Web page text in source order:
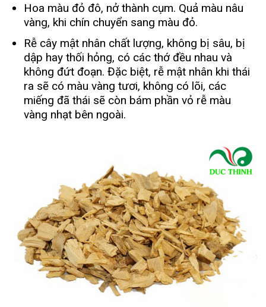
Hoa màu đỏ đô, nở thành cụm. Quả màu nâu
vàng, khi chín chuyển sang màu đỏ.
Rễ cây mật nhân chất lượng, không bị sâu, bị
dập hay thối hỏng, có các thớ đều nhau và
không đứt đoạn. Đặc biệt, rễ mật nhân khi thái
ra sẽ có màu vàng tươi, không có lõi, các
miếng đã thái sẽ còn bám phần vỏ rễ màu
vàng nhạt bên ngoài.